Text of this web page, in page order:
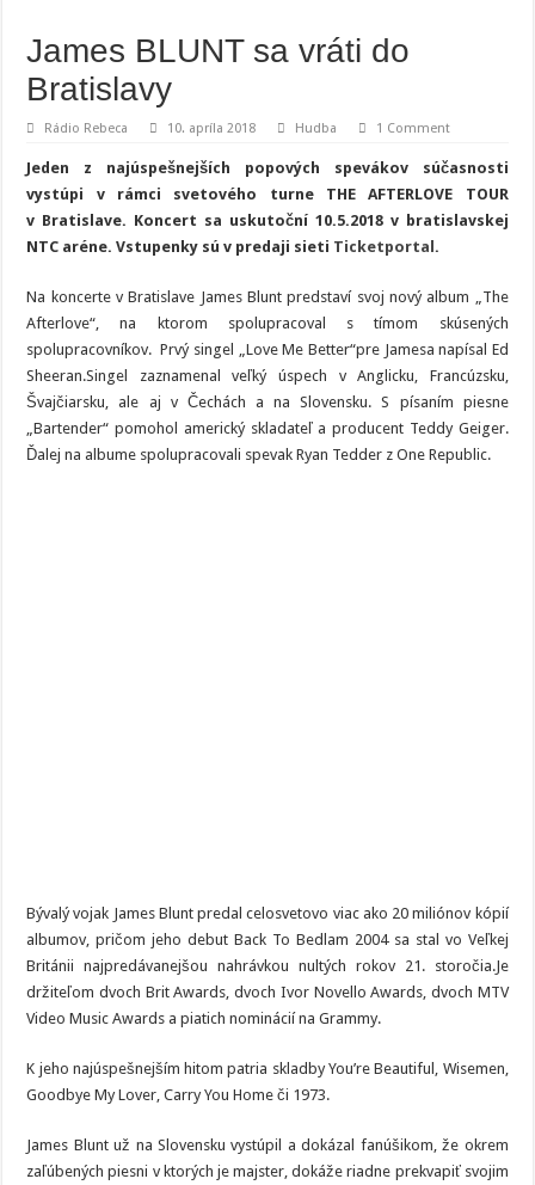
James BLUNT sa vráti do
Bratislavy
Rádio Rebeca 10. apríla 2018 Hudba 1 Comment
Jeden z najúspešnejších popových spevákov súčasnosti
vystúpi v rámci svetového turne THE AFTERLOVE TOUR
v Bratislave. Koncert sa uskutoční 10.5.2018 v bratislavskej
NTC aréne. Vstupenky sú v predaji sieti Ticketportal.
Na koncerte v Bratislave James Blunt predstaví svoj nový album „The
Afterlove“, na ktorom spolupracoval s tímom skúsených
spolupracovníkov. Prvý singel „Love Me Better“pre Jamesa napísal Ed
Sheeran.Singel zaznamenal veľký úspech v Anglicku, Francúzsku,
Švajčiarsku, ale aj v Čechách a na Slovensku. S písaním piesne
„Bartender“ pomohol americký skladateľ a producent Teddy Geiger.
Ďalej na albume spolupracovali spevak Ryan Tedder z One Republic.
Bývalý vojak James Blunt predal celosvetovo viac ako 20 miliónov kópií
albumov, pričom jeho debut Back To Bedlam 2004 sa stal vo Veľkej
Británii najpredávanejšou nahrávkou nultých rokov 21. storočia.Je
držiteľom dvoch Brit Awards, dvoch Ivor Novello Awards, dvoch MTV
Video Music Awards a piatich nominácií na Grammy.
K jeho najúspešnejším hitom patria skladby You’re Beautiful, Wisemen,
Goodbye My Lover, Carry You Home či 1973.
James Blunt už na Slovensku vystúpil a dokázal fanúšikom, že okrem
zaľúbených piesni v ktorých je majster, dokáže riadne prekvapiť svojim